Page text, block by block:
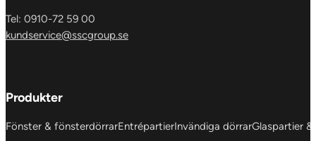
Tel: 0910-72 59 00
kundservice@sscgroup.se
Produkter
Fönster & fönsterdörrarEntrépartierInvändiga dörrarGlaspartier